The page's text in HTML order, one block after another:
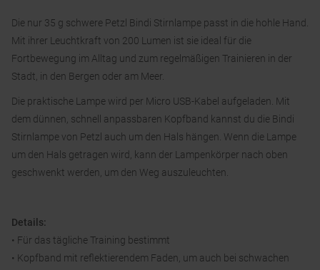
Die nur 35 g schwere Petzl Bindi Stirnlampe passt in die hohle Hand.
Mit ihrer Leuchtkraft von 200 Lumen ist sie ideal für die
Fortbewegung im Alltag und zum regelmäßigen Trainieren in der
Stadt, in den Bergen oder am Meer.
Die praktische Lampe wird per Micro USB-Kabel aufgeladen. Mit
dem dünnen, schnell anpassbaren Kopfband kannst du die Bindi
Stirnlampe von Petzl auch um den Hals hängen. Wenn die Lampe
um den Hals getragen wird, kann der Lampenkörper nach oben
geschwenkt werden, um den Weg auszuleuchten.
Details:
• Für das tägliche Training bestimmt
• Kopfband mit reflektierendem Faden, um auch bei schwachen